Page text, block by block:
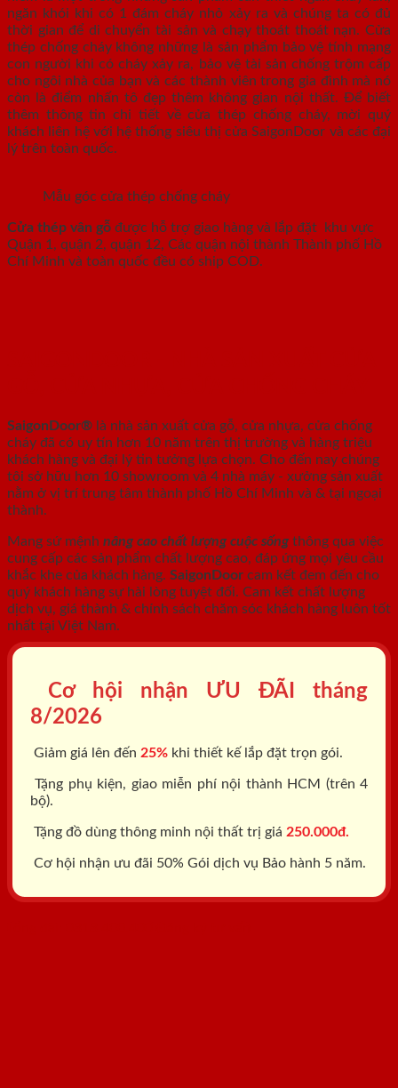
ngăn khói khi có 1 đám cháy nhỏ xảy ra và chúng ta có đủ
thời gian để di chuyển tài sản và chạy thoát thoát nạn. Cửa
thép chống cháy không những là sản phẩm bảo vệ tính mạng
con người khi có cháy xảy ra, bảo vệ tài sản chống trộm cấp
cho ngôi nhà của bạn và các thành viên trong gia đình mà nó
còn là điểm nhấn tô đẹp thêm không gian nội thất. Để biết
thêm thông tin chi tiết về cửa thép chống cháy, mời quý
khách liên hệ với hệ thống siêu thị cửa SaigonDoor và các đại
lý trên toàn quốc.
Mẫu góc cửa thép chống cháy
Cửa thép vân gỗ được hỗ trợ giao hàng và lắp đặt khu vực
Quận 1, quận 2, quận 12, Các quận nội thành Thành phố Hồ
Chí Minh và toàn quốc đều có ship COD.
SaigonDoor® là nhà sản xuất cửa gỗ, cửa nhựa, cửa chống
cháy đã có uy tín hơn 10 năm trên thị trường và hàng triệu
khách hàng và đại lý tin tưởng lựa chọn. Cho đến nay chúng
tôi sở hữu hơn 10 showroom và 4 nhà máy - xưởng sản xuất
nằm ở vị trí trung tâm thành phố Hồ Chí Minh và & tại ngoại
thành.
Mang sứ mệnh nâng cao chất lượng cuộc sống thông qua việc
cung cấp các sản phẩm chất lượng cao, đáp ứng mọi yêu cầu
khắc khe của khách hàng. SaigonDoor cam kết đem đến cho
quý khách hàng sự hài lòng tuyệt đối. Cam kết chất lượng
dịch vụ, giá thành & chính sách chăm sóc khách hàng luôn tốt
nhất tại Việt Nam.
Cơ hội nhận ƯU ĐÃI tháng
8/2026
Giảm giá lên đến 25% khi thiết kế lắp đặt trọn gói.
Tặng phụ kiện, giao miễn phí nội thành HCM (trên 4
bộ).
Tặng đồ dùng thông minh nội thất trị giá 250.000đ.
Cơ hội nhận ưu đãi 50% Gói dịch vụ Bảo hành 5 năm.